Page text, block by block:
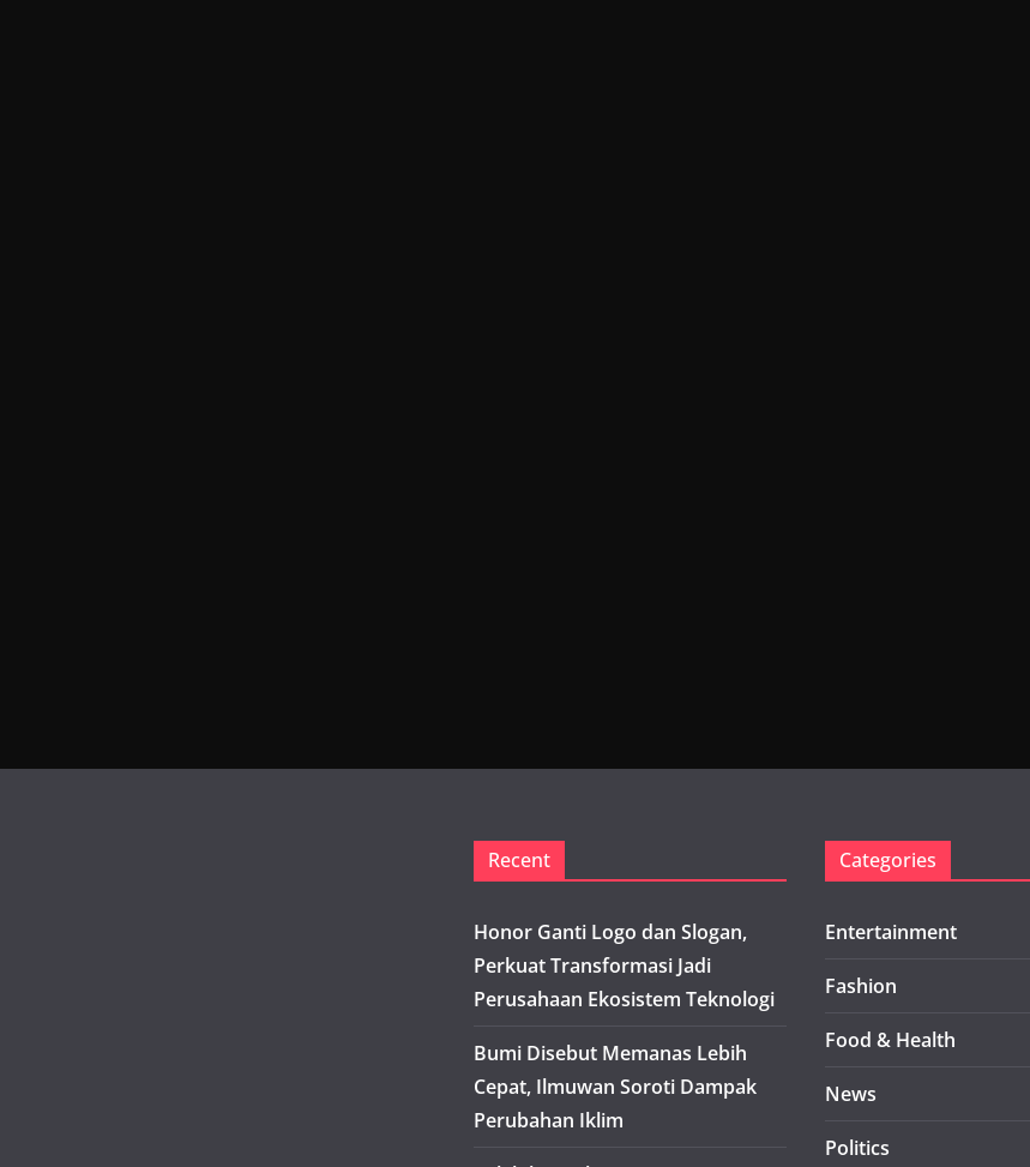
Recent
Honor Ganti Logo dan Slogan,
Perkuat Transformasi Jadi
Perusahaan Ekosistem Teknologi
Bumi Disebut Memanas Lebih
Cepat, Ilmuwan Soroti Dampak
Perubahan Iklim
Categories
Entertainment
Fashion
Food & Health
News
Politics